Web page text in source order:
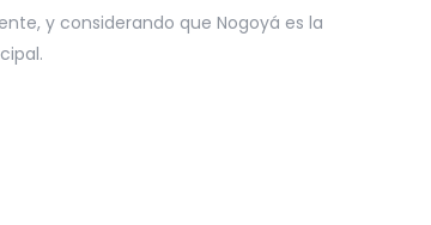
y considerando que Nogoyá es la